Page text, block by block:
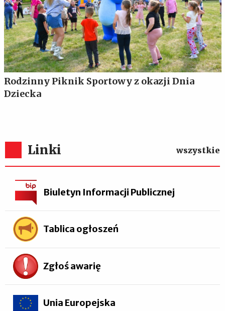
Rodzinny Piknik Sportowy z okazji Dnia
Dziecka
Linki wszystkie
Biuletyn Informacji Publicznej
Tablica ogłoszeń
Zgłoś awarię
Unia Europejska